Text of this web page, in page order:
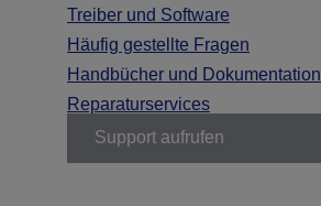
Treiber und Software
Häufig gestellte Fragen
Handbücher und Dokumentation
Reparaturservices
Support aufrufen